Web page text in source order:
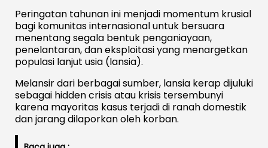
Peringatan tahunan ini menjadi momentum krusial
bagi komunitas internasional untuk bersuara
menentang segala bentuk penganiayaan,
penelantaran, dan eksploitasi yang menargetkan
populasi lanjut usia (lansia).
Melansir dari berbagai sumber, lansia kerap dijuluki
sebagai hidden crisis atau krisis tersembunyi
karena mayoritas kasus terjadi di ranah domestik
dan jarang dilaporkan oleh korban.